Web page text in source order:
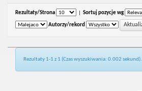
Rezultaty/Strona Sortuj pozycje wg
Autorzy/rekord
Rezultaty 1-1 z 1 (Czas wyszukiwania: 0.002 sekund).